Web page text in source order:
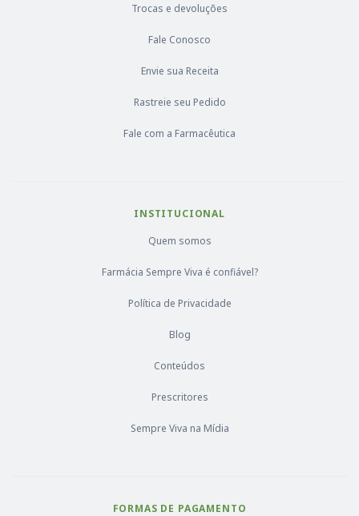
Trocas e devoluções
Fale Conosco
Envie sua Receita
Rastreie seu Pedido
Fale com a Farmacêutica
INSTITUCIONAL
Quem somos
Farmácia Sempre Viva é confiável?
Política de Privacidade
Blog
Conteúdos
Prescritores
Sempre Viva na Mídia
FORMAS DE PAGAMENTO